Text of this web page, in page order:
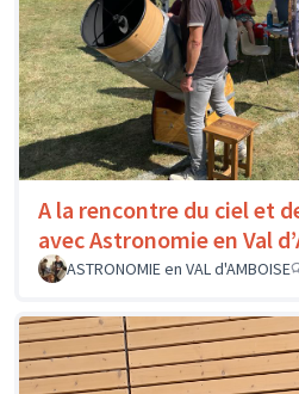
A la rencontre du ciel et
avec Astronomie en Val
ASTRONOMIE en VAL d'AMBOISE